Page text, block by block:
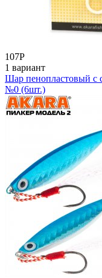
107Р
1 вариант
Шар пенопластовый с
№0 (6шт.)